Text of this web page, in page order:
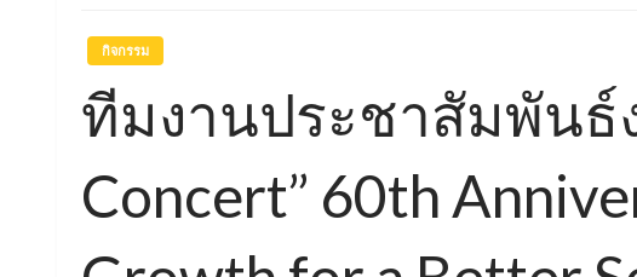
กิจกรรม
ทีมงานประชาสัมพันธ์ง
Concert” 60th